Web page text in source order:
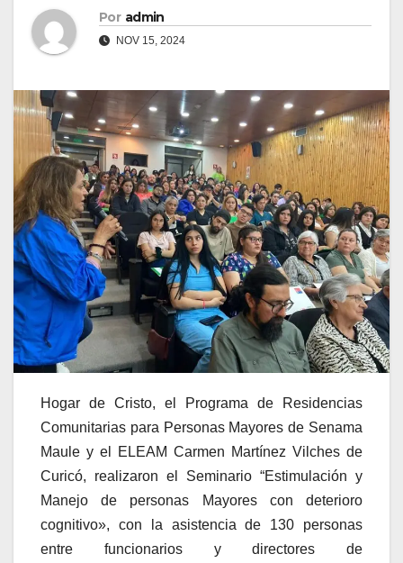
Por admin
NOV 15, 2024
Hogar de Cristo, el Programa de Residencias
Comunitarias para Personas Mayores de Senama
Maule y el ELEAM Carmen Martínez Vilches de
Curicó, realizaron el Seminario “Estimulación y
Manejo de personas Mayores con deterioro
cognitivo», con la asistencia de 130 personas
entre funcionarios y directores de